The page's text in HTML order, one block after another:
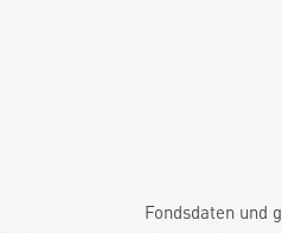
Fondsdaten und